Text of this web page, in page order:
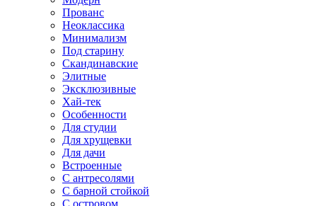
Прованс
Неоклассика
Минимализм
Под старину
Скандинавские
Элитные
Эксклюзивные
Хай-тек
Особенности
Для студии
Для хрущевки
Для дачи
Встроенные
С антресолями
С барной стойкой
С островом